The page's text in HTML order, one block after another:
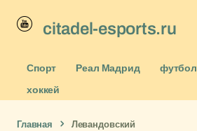
citadel-esports.ru
Спорт Реал Мадрид футбол
хоккей
Главная Левандовский